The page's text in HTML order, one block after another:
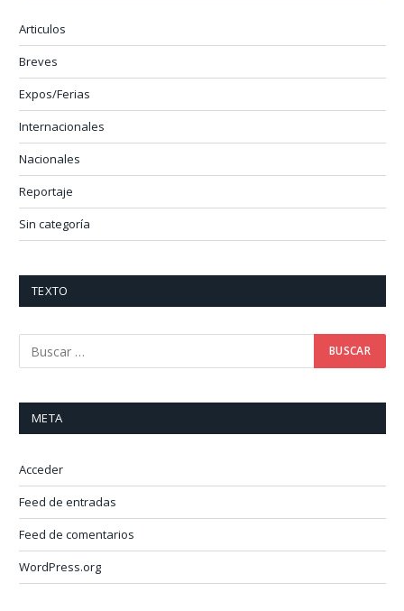
Articulos
Breves
Expos/Ferias
Internacionales
Nacionales
Reportaje
Sin categoría
TEXTO
META
Acceder
Feed de entradas
Feed de comentarios
WordPress.org